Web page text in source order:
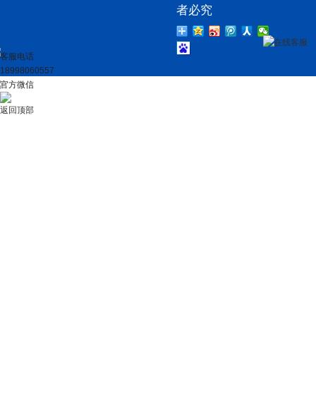
者必究
在线客服
客服电话
18998060557
官方微信
返回顶部